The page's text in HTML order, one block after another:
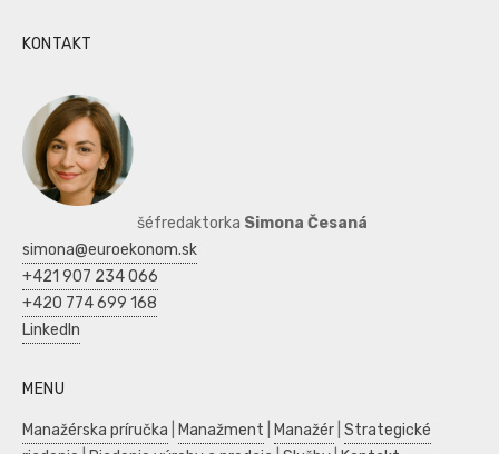
KONTAKT
šéfredaktorka Simona Česaná
simona@euroekonom.sk
+421 907 234 066
+420 774 699 168
LinkedIn
MENU
Manažérska príručka Manažment Manažér Strategické